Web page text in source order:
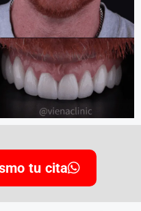
tu cita